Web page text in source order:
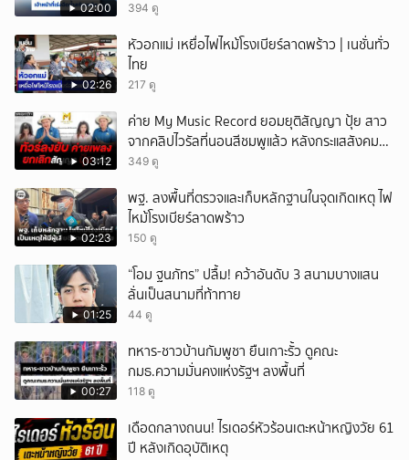
02:00 394 ดู
02:26
หัวอกแม่ เหยื่อไฟไหม้โรงเบียร์ลาดพร้าว | เนชั่นทั่ว
ไทย
217 ดู
03:12
ค่าย My Music Record ยอมยุติสัญญา ปุ้ย สาว
จากคลิปไวรัลที่นอนสีชมพูแล้ว หลังกระแสสังคม
และคนในวงการวิจารณ์เรื่องความเหมาะสม
349 ดู
02:23
พฐ. ลงพื้นที่ตรวจและเก็บหลักฐานในจุดเกิดเหตุ ไฟ
ไหม้โรงเบียร์ลาดพร้าว
150 ดู
01:25
“โอม ฐนภัทร” ปลื้ม! คว้าอันดับ 3 สนามบางแสน
ลั่นเป็นสนามที่ท้าทาย
44 ดู
00:27
ทหาร-ชาวบ้านกัมพูชา ยืนเกาะรั้ว ดูคณะ
กมธ.ความมั่นคงแห่งรัฐฯ ลงพื้นที่
118 ดู
เดือดกลางถนน! ไรเดอร์หัวร้อนเตะหน้าหญิงวัย 61
ปี หลังเกิดอุบัติเหตุ